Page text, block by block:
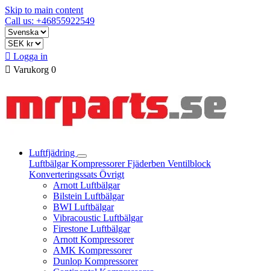
Skip to main content
Call us: +46855922549
 Logga in
 Varukorg 0
Luftfjädring
LuftbälgarKompressorerFjäderben Ventilblock
Konverteringssats Övrigt
Arnott Luftbälgar
Bilstein Luftbälgar
BWI Luftbälgar
Vibracoustic Luftbälgar
Firestone Luftbälgar
Arnott Kompressorer
AMK Kompressorer
Dunlop Kompressorer